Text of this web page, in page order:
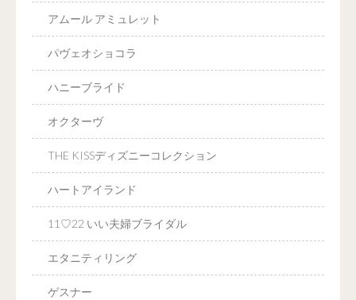
アムール アミュレット
パヴェオショコラ
ハニーブライド
オクターヴ
THE KISSディズニーコレクション
ハートアイランド
11♡22 いい夫婦ブライダル
エタニティリング
ゲスナー